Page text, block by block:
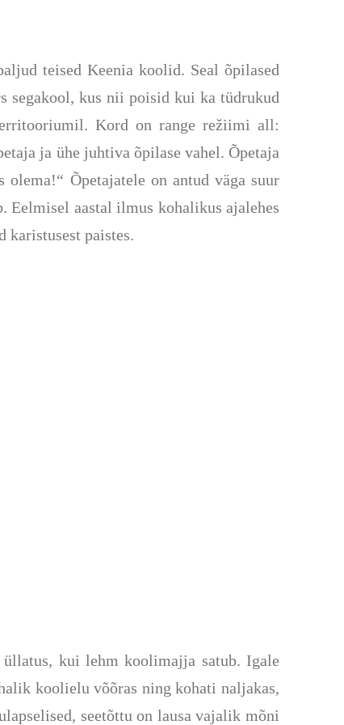
teised Keenia koolid. Seal õpilased
segakool, kus nii poisid kuikatüdrukud
Kord on range režiimi all:
ja ühe juhtiva õpilase vahel. Õpetaja
Õpetajatele on antud väga suur
Eelmisel aastal ilmus kohalikus ajalehes
karistusest paistes.
kui lehm koolimajja satub. Igale
koolielu võõras ning kohati naljakas,
seetõttu on lausa vajalik mõni